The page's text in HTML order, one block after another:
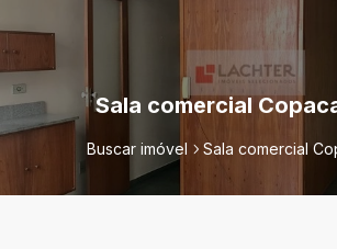
Sala comercial
Buscar imóvel Sala comercial